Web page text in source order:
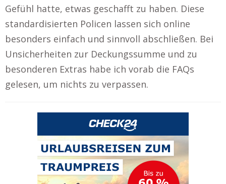
Gefühl hatte, etwas geschafft zu haben. Diese
standardisierten Policen lassen sich online
besonders einfach und sinnvoll abschließen. Bei
Unsicherheiten zur Deckungssumme und zu
besonderen Extras habe ich vorab die FAQs
gelesen, um nichts zu verpassen.